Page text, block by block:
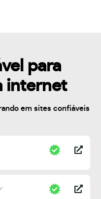
para
internet
em sites confiáveis